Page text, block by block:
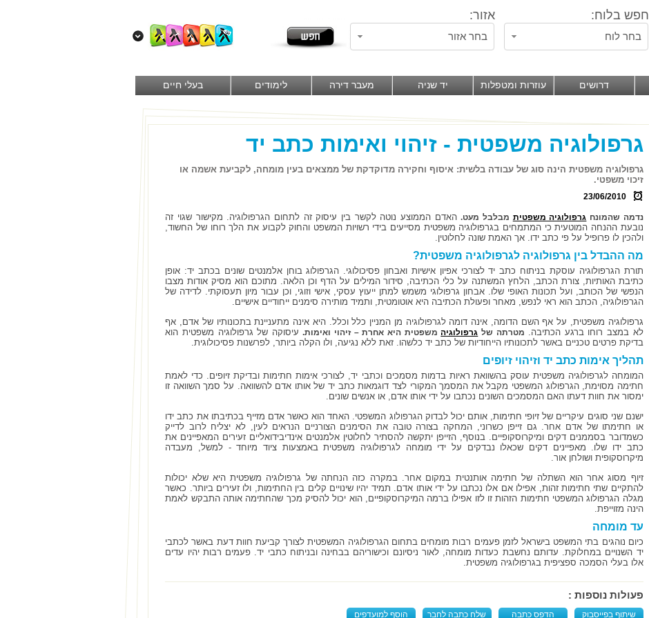
חפש בלוח: אזור:
בחר לוח בחר אזור
דרושים עוזרות ומטפלות יד שניה מעבר דירה לימודים בעלי חיים
גרפולוגיה משפטית - זיהוי ואימות כתב יד
גרפולוגיה משפטית הינה סוג של עבודה בלשית: איסוף וחקירה מדוקדקת של ממצאים בעין מומחה, לקביעת אשמה או
זיכוי משפטי.
23/06/2010
נדמה שהמונח גרפולוגיה משפטית מבלבל מעט.האדם הממוצע נוטה לקשר בין עיסוק זה לתחום הגרפולוגיה. מקישור שגוי זה
נובעת ההנחה המוטעית כי המתמחים בגרפולוגיה משפטית מסייעים בידי רשויות המשפט והחוק לקבוע את הלך רוחו של החשוד,
ולהכין לו פרופיל על פי כתב ידו. אך האמת שונה לחלוטין.
מה ההבדל בין גרפולוגיה לגרפולוגיה משפטית?
תורת הגרפולוגיה עוסקת בניתוח כתב יד לצורכי אפיון אישיות ואבחון פסיכולוגי. הגרפולוג בוחן אלמנטים שונים בכתב יד: אופן
כתיבת האותיות, צורת הכתב, הלחץ המשתנה על כלי הכתיבה, סידור המילים על הדף וכן הלאה. מתוכם הוא מסיק אודות מצבו
הנפשי של הכותב, ועל תכונות האופי שלו. אבחון גרפולוגי משמש למתן ייעוץ עסקי, אישי וזוגי, וכן עבור מיון תעסוקתי. לדידה של
הגרפולוגיה, הכתב הוא ראי לנפש, מאחר ופעולת הכתיבה היא אוטומטית, ותמיד מותירה סימנים ייחודיים אישיים.
גרפולוגיה משפטית, על אף השם הדומה, אינה דומה לגרפולוגיה מן המניין כלל וכלל. היא אינה מתעניינת בתכונותיו של אדם, אף
לא במצב רוחו ברגע הכתיבה. מטרתה של גרפולוגיהמשפטית היא אחרת – זיהוי ואימות.עיסוקה של גרפולוגיה משפטית הוא
בדיקת פרטים טכניים באשר לתכונותיו הייחודיות של כתב יד כלשהו. זאת ללא נגיעה, ולו הקלה ביותר, לפרשנות פסיכולוגית.
תהליך אימות כתב יד וזיהוי זיופים
המומחה לגרפולוגיה משפטית עוסק בהשוואת ראיות בדמות מסמכים וכתבי יד, לצורכי אימות חתימות ובדיקת זיופים. כדי לאמת
חתימה מסוימת, הגרפולוג המשפטי מקבל את המסמך המקורי לצד דוגמאות כתב יד של אותו אדם להשוואה. על סמך השוואה זו
ימסור את חוות דעתו האם המסמכים השונים נכתבו על ידי אותו אדם, או אנשים שונים.
ישנם שני סוגים עיקריים של זיופי חתימות, אותם יכול לבדוק הגרפולוג המשפטי. האחד הוא כאשר אדם מזייף בכתיבתו את כתב ידו
או חתימתו של אדם אחר. גם זייפן כשרוני, המחקה בצורה טובה את הסימנים הצורניים הנראים לעין, לא יצליח לרוב לדייק
כשמדובר בסממנים דקים ומיקרוסקופיים. בנוסף, הזייפן יתקשה להסתיר לחלוטין אלמנטים אינדיבידואליים זעירים המאפיינים את
כתב ידו שלו. מאפיינים דקים שכאלו נבדקים על ידי מומחה לגרפולוגיה משפטית באמצעות ציוד מיוחד - למשל, מעבדה
מיקרוסקופית ושולחן אור.
זיוף מסוג אחר הוא השתלה של חתימה אותנטית במקום אחר. במקרה כזה הנחתה של גרפולוגיה משפטית היא שלא יכולות
להתקיים שתי חתימות זהות, אפילו אם אלו נכתבו על ידי אותו אדם. תמיד יהיו שינויים קלים בין החתימות, ולו זעירים ביותר. כאשר
מגלה הגרפולוג המשפטי חתימות הזהות זו לזו אפילו ברמה המיקרוסקופיים, הוא יכול להסיק מכך שהחתימה אותה התבקש לאמת
הינה מזוייפת.
עד מומחה
כיום נוהגים בתי המשפט בישראל לזמן פעמים רבות מומחים בתחום הגרפולוגיה המשפטית לצורך קביעת חוות דעת באשר לכתבי
יד השנויים במחלוקת. עדותם נחשבת כעדות מומחה, לאור ניסיונם וכישוריהם בבחינה ובניתוח כתבי יד. פעמים רבות יהיו עדים
אלו בעלי הסמכה ספציפית בגרפולוגיה משפטית.
פעולות נוספות :
שיתוף בפייסבוק הדפס כתבה שלח כתבה לחבר הוסף למועדפים